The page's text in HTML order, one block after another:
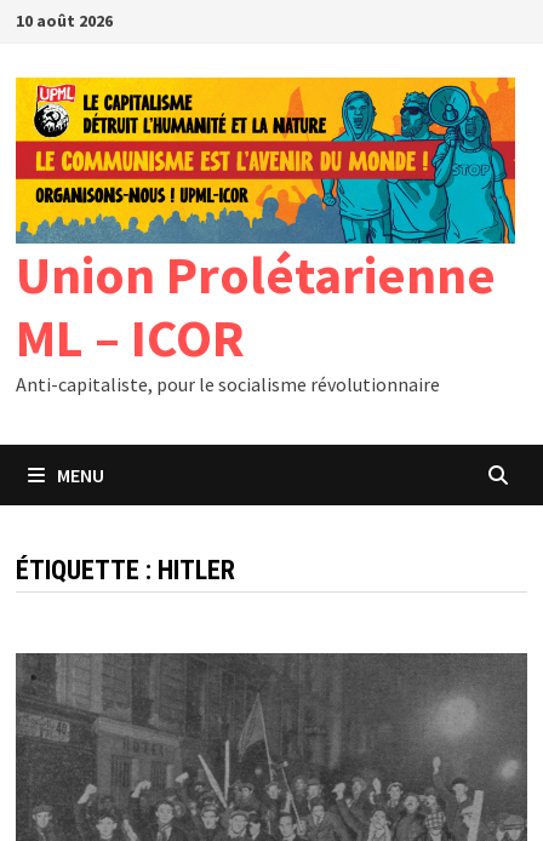
Passer
contenu
10 août 2026
Union Prolétarienne
ML – ICOR
Anti-capitaliste, pour le socialisme révolutionnaire
MENU
ÉTIQUETTE : HITLER